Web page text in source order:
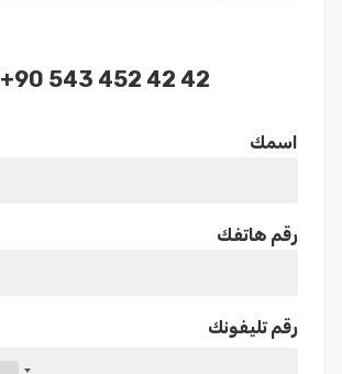
+90 543 452 42 42
اسمك
رقم هاتفك
رقم تليفونك